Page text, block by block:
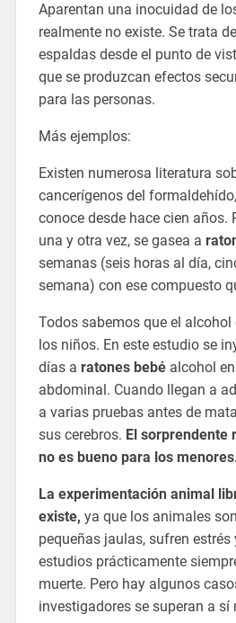
Aparentan una inocuidad de
realmente no existe. Se trata
espaldas desde el punto de
que se produzcan efectos
para las personas.
Más ejemplos:
Existen numerosa literatura
cancerígenos del
conoce desde hace cien años.
una y otra vez, se gasea a
semanas (seis horas al día,
semana) con ese compuesto
Todos sabemos que el
los niños. En este estudio se
días a ratones bebéalcohol
abdominal. Cuando llegan a
a varias pruebas antes de
sus cerebros. El sorprendente
no es bueno para los
La experimentación animal
existe, ya que los animales
pequeñas jaulas, sufren estrés
estudios prácticamente
muerte. Pero hay algunos
investigadores se superan a sí